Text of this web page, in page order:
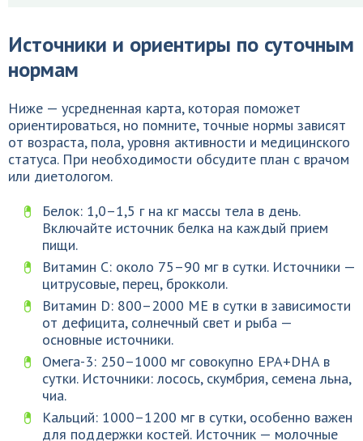
Источники и ориентиры по суточным
нормам
Ниже — усредненная карта, которая поможет
ориентироваться, но помните, точные нормы зависят
от возраста, пола, уровня активности и медицинского
статуса. При необходимости обсудите план с врачом
или диетологом.
Белок: 1,0–1,5 г на кг массы тела в день.
Включайте источник белка на каждый прием
пищи.
Витамин C: около 75–90 мг в сутки. Источники —
цитрусовые, перец, брокколи.
Витамин D: 800–2000 МЕ в сутки в зависимости
от дефицита, солнечный свет и рыба —
основные источники.
Омега-3: 250–1000 мг совокупно EPA+DHA в
сутки. Источники: лосось, скумбрия, семена льна,
чиа.
Кальций: 1000–1200 мг в сутки, особенно важен
для поддержки костей. Источник — молочные